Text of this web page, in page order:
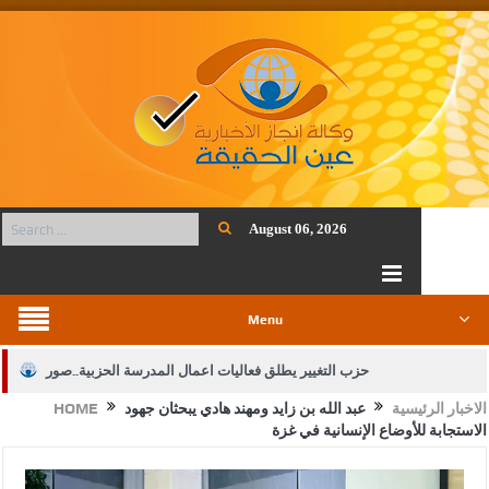
August 06, 2026
Menu
حزب التغيير يطلق فعاليات اعمال المدرسة الحزبية..صور
الجيش يفتح باب التجنيد لحملة البكالوريوس في الحقوق والقانون
HOME الاخبار الرئيسية
عبد الله بن زايد ومهند هادي يبحثان جهود
الاستجابة للأوضاع الإنسانية في غزة